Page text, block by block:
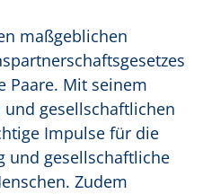
maßgeblichen
Paare. Mit seinem
gesellschaftlichen
Impulse für die
und gesellschaftliche
Zudem